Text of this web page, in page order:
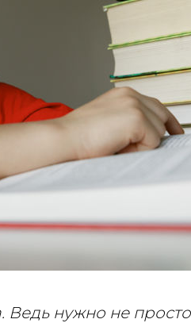
Ведь нужно не